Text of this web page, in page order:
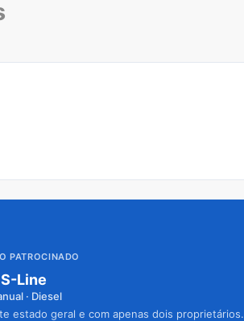
PATROCINADO
Line
· Diesel
estado geral e com apenas dois proprietários.